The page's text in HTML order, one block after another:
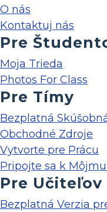
O nás
Kontaktuj nás
Pre
Moja Trieda
Photos For Class
Pre Tímy
Bezplatná
Obchodné Zdroje
Vytvorte pre Prácu
Pripojte sa k
Pre Učiteľov
Bezplatná Verzia